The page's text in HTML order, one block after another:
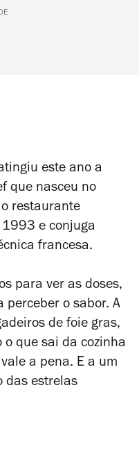
este ano a
que nasceu no
restaurante
e conjuga
francesa.
para ver as doses,
perceber o sabor. A
de foie gras,
o que sai da cozinha
a pena. E a um
das estrelas